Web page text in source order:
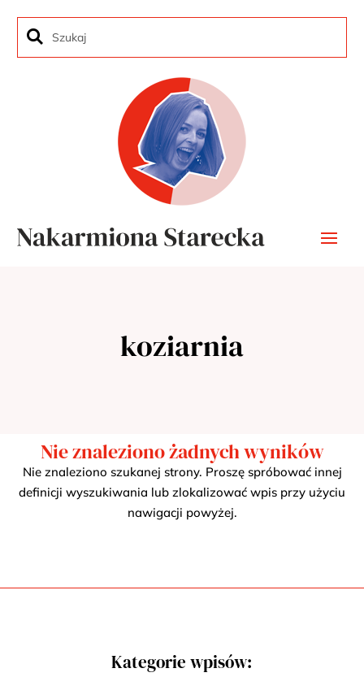
koziarnia
Nie znaleziono żadnych wyników
Nie znaleziono szukanej strony. Proszę spróbować innej
definicji wyszukiwania lub zlokalizować wpis przy użyciu
nawigacji powyżej.
Kategorie wpisów: